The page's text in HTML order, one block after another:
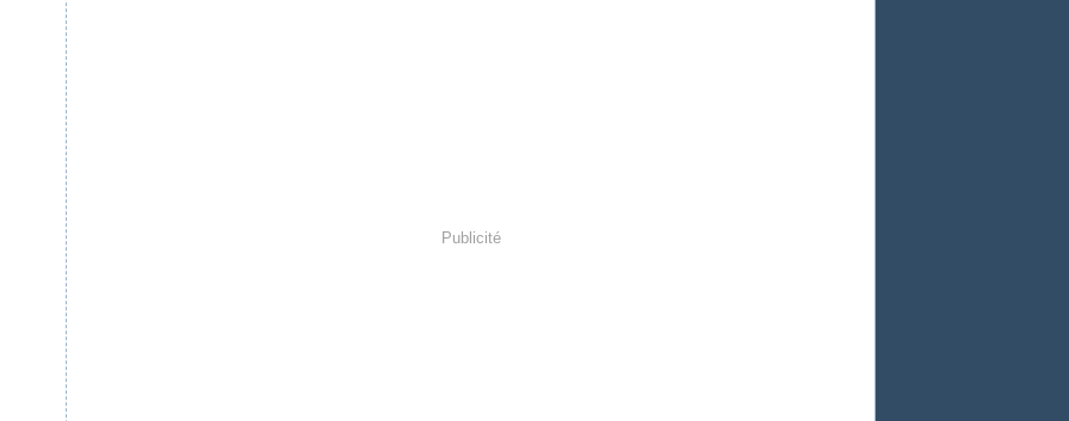
Publicité